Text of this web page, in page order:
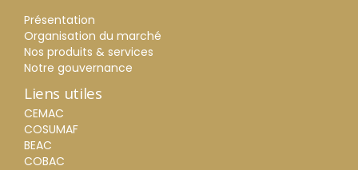
Présentation
Organisation du marché
Nos produits & services
Notre gouvernance
Liens utiles
CEMAC
COSUMAF
BEAC
COBAC